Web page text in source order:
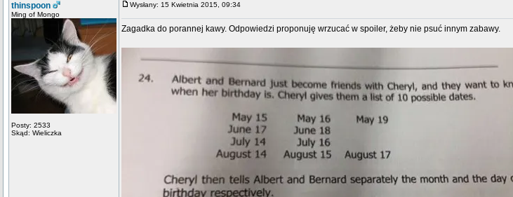
thinspoon
Ming of Mongo
Posty: 2533
Skąd: Wieliczka
Wysłany: 15 Kwietnia 2015, 09:34
Zagadka do porannej kawy. Odpowiedzi proponuję wrzucać w spoiler, żeby nie psuć innym zabawy.